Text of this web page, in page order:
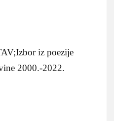
iz poezije
2000.-2022.